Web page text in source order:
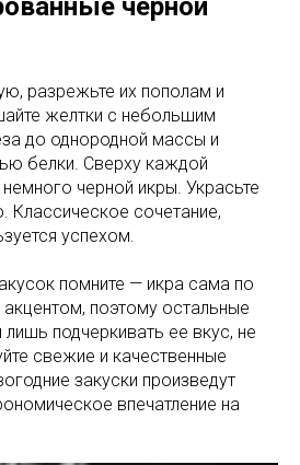
черной
разрежьте их пополам и
желтки с небольшим
до однородной массы и
белки. Сверху каждой
черной икры. Украсьте
сочетание,
успехом.
помните — икра сама по
поэтому остальные
подчеркивать ее вкус, не
свежие и качественные
закуски произведут
впечатление на